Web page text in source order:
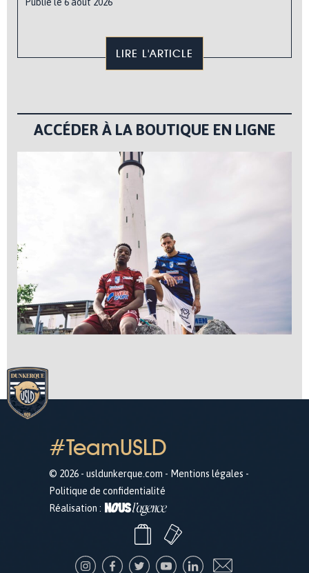
LIRE L'ARTICLE
ACCÉDER À LA BOUTIQUE EN LIGNE
#TeamUSLD
© 2026 - usldunkerque.com - Mentions légales -
Politique de confidentialité
Réalisation :